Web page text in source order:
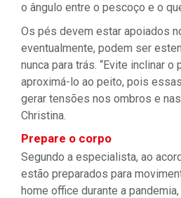
o ângulo entre o pescoço e o
Os pés devem estar apoiados
eventualmente, podem ser
nunca para trás. “Evite inclinar
aproximá-lo ao peito, pois
gerar tensões nos ombros e
Christina.
Prepare o corpo
Segundo a especialista, ao
estão preparados para
home office durante a